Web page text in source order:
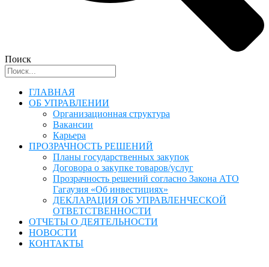
Поиск
ГЛАВНАЯ
ОБ УПРАВЛЕНИИ
Организационная структура
Вакансии
Карьера
ПРОЗРАЧНОСТЬ РЕШЕНИЙ
Планы государственных закупок
Договора о закупке товаров/услуг
Прозрачность решений согласно Закона АТО
Гагаузия «Об инвестициях»
ДЕКЛАРАЦИЯ ОБ УПРАВЛЕНЧЕСКОЙ
ОТВЕТСТВЕННОСТИ
ОТЧЕТЫ О ДЕЯТЕЛЬНОСТИ
НОВОСТИ
КОНТАКТЫ